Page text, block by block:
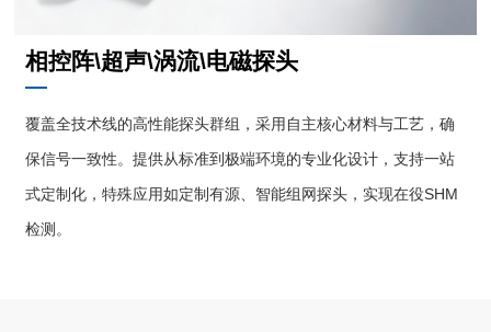
相控阵\超声\涡流\电磁探头
检测。